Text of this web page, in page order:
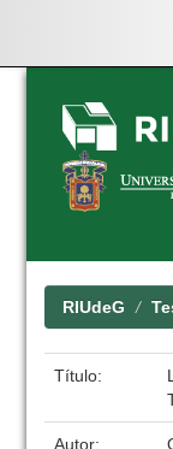
Skip
navigation
RIUdeG
Título:
Autor: